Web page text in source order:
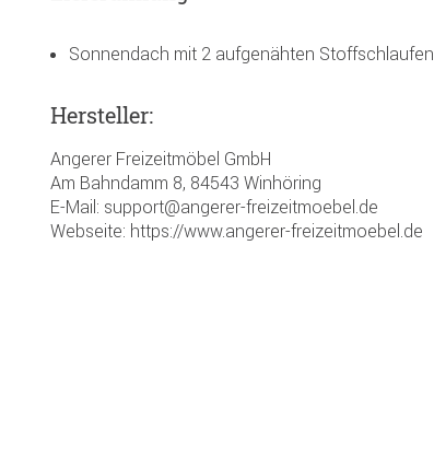
Sonnendach mit 2 aufgenähten Stoffschlaufen
Hersteller:
Angerer Freizeitmöbel GmbH
Am Bahndamm 8, 84543 Winhöring
E-Mail: support@angerer-freizeitmoebel.de
Webseite: https://www.angerer-freizeitmoebel.de